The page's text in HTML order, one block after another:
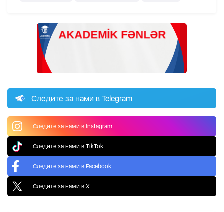
Следите за нами в Telegram
Следите за нами в Instagram
Следите за нами в TikTok
Следите за нами в Facebook
Следите за нами в X